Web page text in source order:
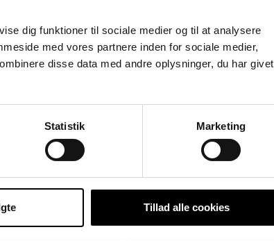
dig funktioner til sociale medier og til at analysere
med vores partnere inden for sociale medier,
disse data med andre oplysninger, du har givet
Statistik Marketing
Tillad alle cookies
Sejlklubvej 1B
2450 København SV